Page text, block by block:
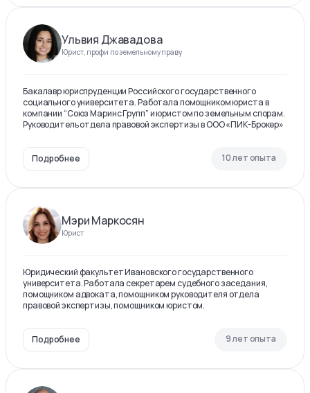
Ульвия Джавадова
Юрист, профи по земельному праву
Бакалавр юриспруденции Российского государственного
социального университета. Работала помощником юриста в
компании “Союз Маринс Групп” и юристом по земельным спорам.
Руководитель отдела правовой экспертизы в ООО «ПИК-Брокер»
Подробнее 10 лет опыта
Мэри Маркосян
Юрист
Юридический факультет Ивановского государственного
университета. Работала секретарем судебного заседания,
помощником адвоката, помощником руководителя отдела
правовой экспертизы, помощником юристом.
Подробнее 9 лет опыта